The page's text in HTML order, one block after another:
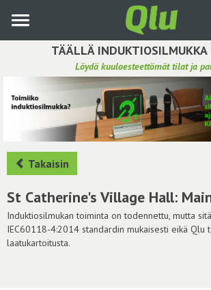
pääsisältöön
TÄÄLLÄ INDUKTIOSILMUKKA
Löydä kuuloesteettömät tilat ja
Etsi induktiosilmukka
Tee ehdotus ja vaikuta
Hae ehdotuksia
Käyttöohje
Yhteydenottopyyntö
Kirjaudu sisään
Takaisin
St Catherine's Village Hall:
Induktiosilmukan toiminta on todennettu, mutta
IEC60118-4:2014 standardin mukaisesti eikä Qlu
laatukartoitusta.